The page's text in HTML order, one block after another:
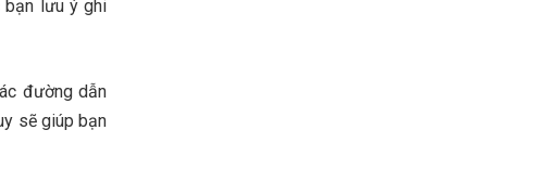
bạn lưu ý ghi
đường dẫn
sẽ giúp bạn